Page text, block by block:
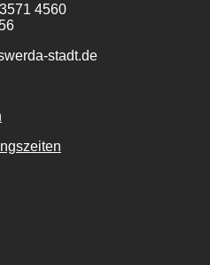
4560
stadt.de